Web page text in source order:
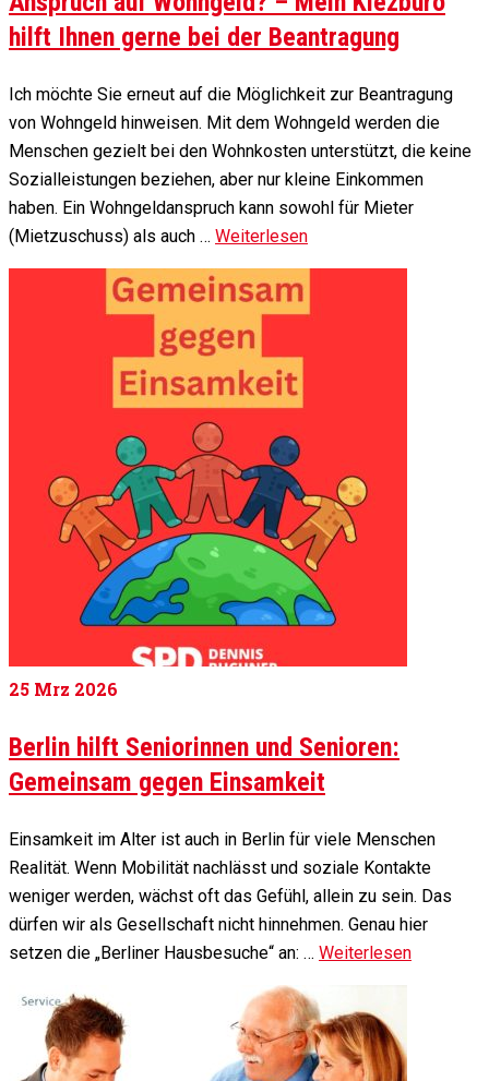
hilft Ihnen gerne bei der Beantragung
Ich möchte Sie erneut auf die Möglichkeit zur Beantragung
von Wohngeld hinweisen. Mit dem Wohngeld werden die
Menschen gezielt bei den Wohnkosten unterstützt, die keine
Sozialleistungen beziehen, aber nur kleine Einkommen
haben. Ein Wohngeldanspruch kann sowohl für Mieter
(Mietzuschuss) als auch … Weiterlesen
25 Mrz 2026
Berlin hilft Seniorinnen und Senioren:
Gemeinsam gegen Einsamkeit
Einsamkeit im Alter ist auch in Berlin für viele Menschen
Realität. Wenn Mobilität nachlässt und soziale Kontakte
weniger werden, wächst oft das Gefühl, allein zu sein. Das
dürfen wir als Gesellschaft nicht hinnehmen. Genau hier
setzen die „Berliner Hausbesuche“ an: … Weiterlesen